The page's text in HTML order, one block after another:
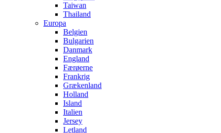
Taiwan
Thailand
Europa
Belgien
Bulgarien
Danmark
England
Færøerne
Frankrig
Grækenland
Holland
Island
Italien
Jersey
Letland